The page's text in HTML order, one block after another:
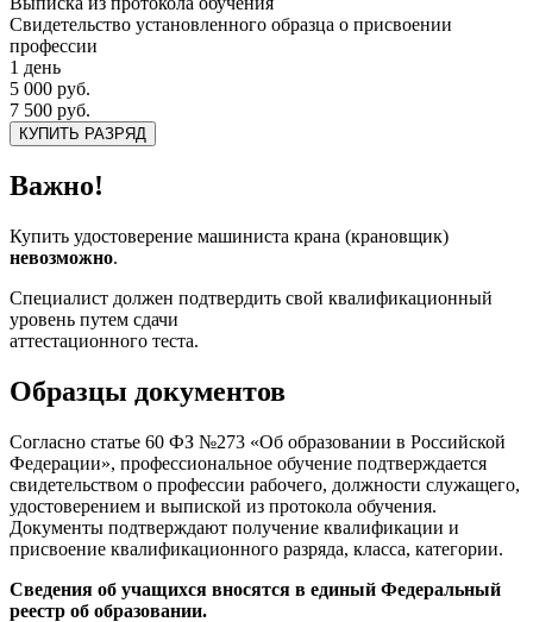
Свидетельство установленного образца о присвоении
профессии
1 день
5 000 руб.
7 500 руб.
КУПИТЬ РАЗРЯД
Важно!
Купить удостоверение машиниста крана (крановщик)
невозможно.
Специалист должен подтвердить свой квалификационный
уровень путем сдачи
аттестационного теста.
Образцы документов
Согласно статье 60 ФЗ №273 «Об образовании в Российской
Федерации», профессиональное обучение подтверждается
свидетельством о профессии рабочего, должности служащего,
удостоверением и выпиской из протокола обучения.
Документы подтверждают получение квалификации и
присвоение квалификационного разряда, класса, категории.
Сведения об учащихся вносятся в единый Федеральный
реестр об образовании.